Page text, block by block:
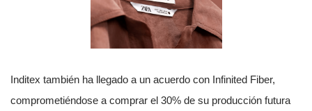
Inditex también ha llegado a un acuerdo con Infinited Fiber,
comprometiéndose a comprar el 30% de su producción futura